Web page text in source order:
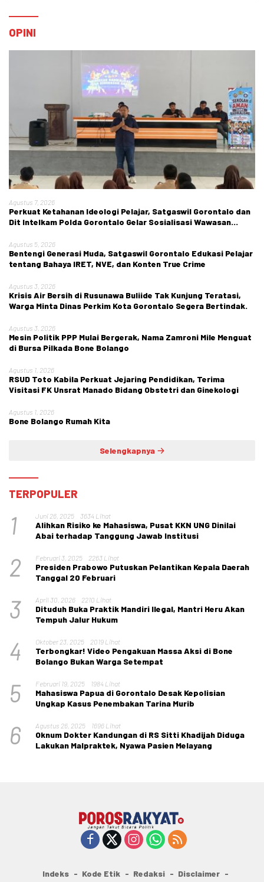
OPINI
Agustus 7, 2026
Perkuat Ketahanan Ideologi Pelajar, Satgaswil Gorontalo dan
Dit Intelkam Polda Gorontalo Gelar Sosialisasi Wawasan
Agustus 5, 2026
Bentengi Generasi Muda, Satgaswil Gorontalo Edukasi Pelajar
tentang Bahaya IRET, NVE, dan Konten True Crime
Agustus 3, 2026
Krisis Air Bersih di Rusunawa Buliide Tak Kunjung Teratasi,
Warga Minta Dinas Perkim Kota Gorontalo Segera Bertindak.
Agustus 3, 2026
Mesin Politik PPP Mulai Bergerak, Nama Zamroni Mile Menguat
di Bursa Pilkada Bone Bolango
Agustus 1, 2026
RSUD Toto Kabila Perkuat Jejaring Pendidikan, Terima
Visitasi FK Unsrat Manado Bidang Obstetri dan Ginekologi
Agustus 1, 2026
Bone Bolango Rumah Kita
Selengkapnya
TERPOPULER
1 Juni 26, 2025 3634 Lihat
Alihkan Risiko ke Mahasiswa, Pusat KKN UNG Dinilai
Abai terhadap Tanggung Jawab Institusi
2 Februari 3, 2025 2263 Lihat
Presiden Prabowo Putuskan Pelantikan Kepala Daerah
Tanggal 20 Februari
3 April 30, 2026 2210 Lihat
Dituduh Buka Praktik Mandiri Ilegal, Mantri Heru Akan
Tempuh Jalur Hukum
4 Oktober 23, 2025 2019 Lihat
Terbongkar! Video Pengakuan Massa Aksi di Bone
Bolango Bukan Warga Setempat
5 Februari 19, 2025 1984 Lihat
Mahasiswa Papua di Gorontalo Desak Kepolisian
Ungkap Kasus Penembakan Tarina Murib
6 Agustus 26, 2025 1696 Lihat
Oknum Dokter Kandungan di RS Sitti Khadijah Diduga
Lakukan Malpraktek, Nyawa Pasien Melayang
Indeks Kode Etik Redaksi
Disclaimer